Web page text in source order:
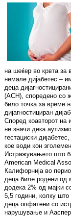
на шеќер во крвта за
немале дијабетес –
деца
(АСН), споредено со
било точка за време
дијагностициран
Според коавторот на
не значи дека
гестациски
кое води кон
Истражувањето што
American Medical
Калифорнија во
деца биле родени од
додека 2% од мајки
5,5 години, колку
деца опфатени со
нарушување и